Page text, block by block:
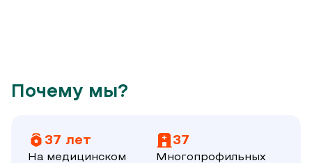
Почему мы?
37 лет
На медицинском
37
Многопрофильных